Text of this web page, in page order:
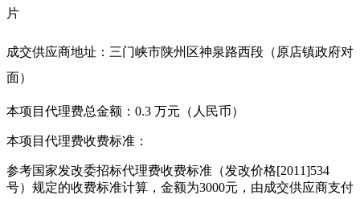
片
成交供应商地址：三门峡市陕州区神泉路西段（原店镇政府对
面）
本项目代理费总金额：0.3 万元（人民币）
本项目代理费收费标准：
参考国家发改委招标代理费收费标准（发改价格[2011]534
号）规定的收费标准计算，金额为3000元，由成交供应商支付